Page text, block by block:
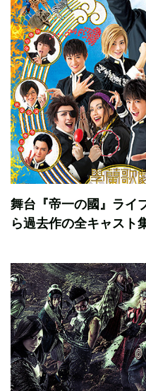
舞台『帝一の國』ラ
ら過去作の全キャスト